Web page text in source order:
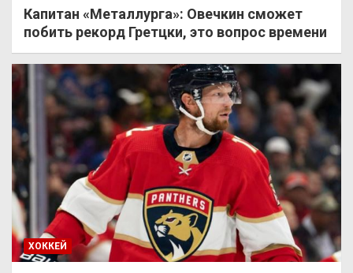
Капитан «Металлурга»: Овечкин сможет
побить рекорд Гретцки, это вопрос времени
ХОККЕЙ